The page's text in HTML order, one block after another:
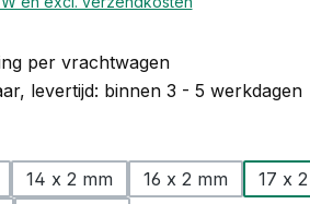
per vrachtwagen
levertijd: binnen 3 - 5 werkdagen
14 x 2 mm 16 x 2 mm
17 x